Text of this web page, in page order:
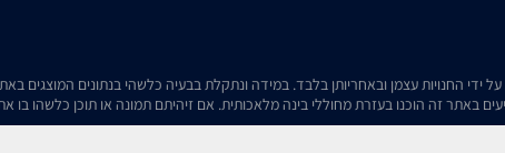
באתר זה הוכנו בעזרת מחוללי בינה מלאכותית. אם זיהיתם תמונה או תוכן כלשהו